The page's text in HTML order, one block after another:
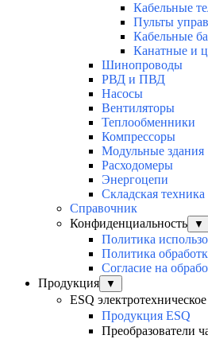
Кабельные
Пульты
Кабельные
Канатные и
Шинопроводы
РВД и ПВД
Насосы
Вентиляторы
Теплообменники
Компрессоры
Модульные здания
Расходомеры
Энергоцепи
Складская техника
Справочник
Конфиденциальность
▼
Политика
Политика
Согласие на
Продукция
▼
ESQ
Продукция ESQ
Преобразователи